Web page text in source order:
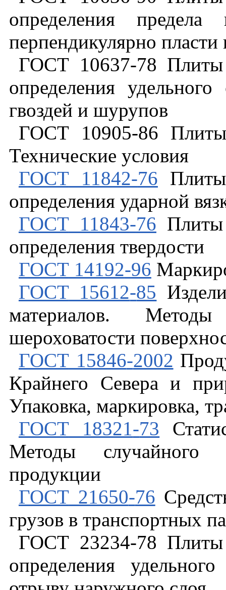
определения
предела
перпендикулярно пласти
ГОСТ10637-78 Плиты
определения удельного
гвоздей и шурупов
ГОСТ10905-86
Плиты
Технические условия
ГОСТ11842-76
Плиты
определения ударной
ГОСТ11843-76 Плиты
определения твердости
ГОСТ14192-96
ГОСТ15612-85
материалов. Методы
шероховатости
ГОСТ15846-2002
Крайнего
Севера и
Упаковка, маркировка,
ГОСТ18321-73
Методы
случайного
продукции
ГОСТ21650-76
грузов в транспортных
ГОСТ23234-78 Плиты
определения
удельного